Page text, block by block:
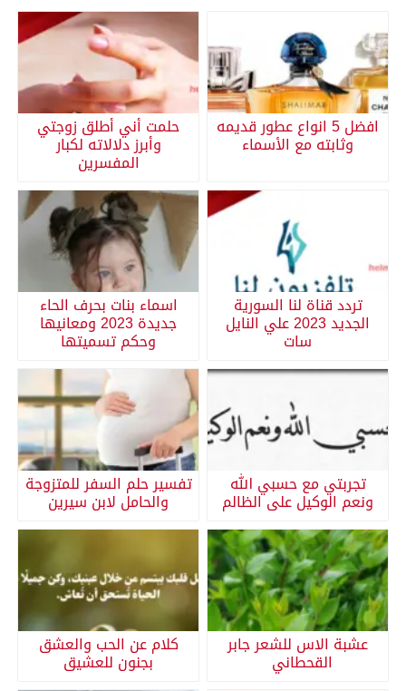
افضل 5 انواع عطور قديمه
وثابته مع الأسماء
حلمت أني أطلق زوجتي
وأبرز دلالاته لكبار
المفسرين
تردد قناة لنا السورية
الجديد 2023 علي النايل
سات
اسماء بنات بحرف الحاء
جديدة 2023 ومعانيها
وحكم تسميتها
تجربتي مع حسبي الله
ونعم الوكيل على الظالم
تفسير حلم السفر للمتزوجة
والحامل لابن سيرين
عشبة الاس للشعر جابر
القحطاني
كلام عن الحب والعشق
بجنون للعشيق